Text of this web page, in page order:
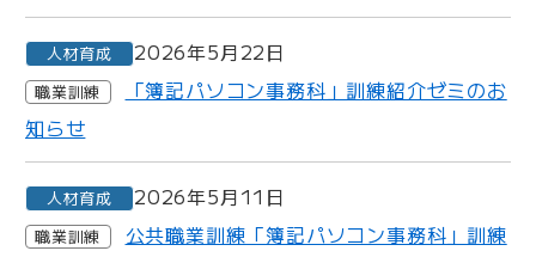
人材育成 2026年5月22日
職業訓練
「簿記パソコン事務科」訓練紹介ゼミのお
知らせ
人材育成 2026年5月11日
職業訓練
公共職業訓練「簿記パソコン事務科」訓練